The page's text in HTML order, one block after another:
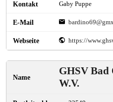
Gaby Puppe
https://
GHSV Bad
W.V.